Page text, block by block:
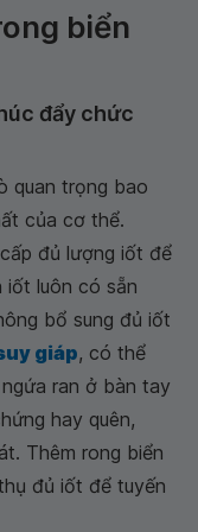
biển
đẩy chức
quan trọng bao
của cơ thể.
đủ lượng iốt để
iốt luôn có sẵn
bổ sung đủ iốt
giáp, có thể
ran ở bàn tay
hay quên,
Thêm rong biển
đủ iốt để tuyến